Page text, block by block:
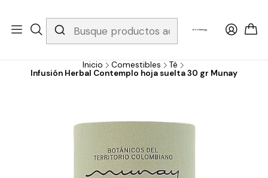
Whatsapp 3229079958/ Fijo 6019251796 / Envios a todo el país y
gratis apartir de 199.000!
Inicio Comestibles
Té
Infusión Herbal Contemplo hoja suelta 30 gr Munay